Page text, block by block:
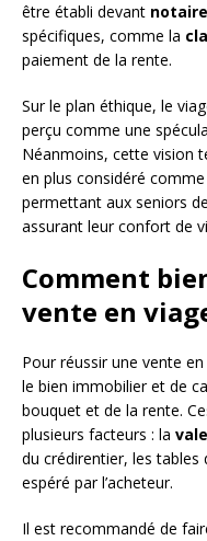
être établi devant notaire
spécifiques, comme la
paiement de la rente.
Sur le plan éthique, le
perçu comme une
Néanmoins, cette vision
en plus considéré
permettant aux seniors
assurant leur confort de
Comment
vente en
Pour réussir une vente
le bien immobilier et de
bouquet et de la rente.
plusieurs facteurs : la
du crédirentier, les
espéré par l’acheteur.
Il est recommandé de